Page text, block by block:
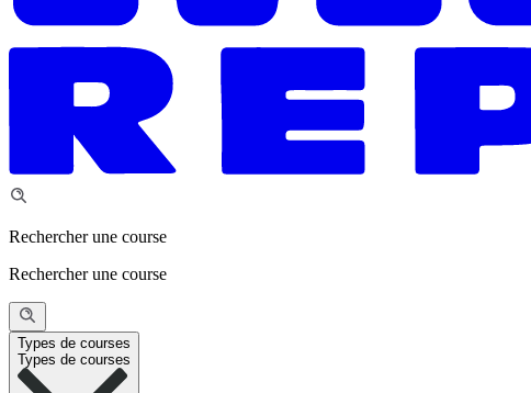
Rechercher une course
Rechercher une course
Types de courses
Types de courses